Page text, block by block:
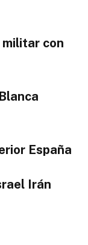
militar con
España
Irán